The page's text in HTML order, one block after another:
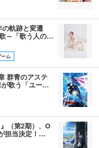
の軌跡と変遷
～「歌う人の…
ム
群青のアステ
が歌う「ユー…
（第2期）、O
担当決定！…